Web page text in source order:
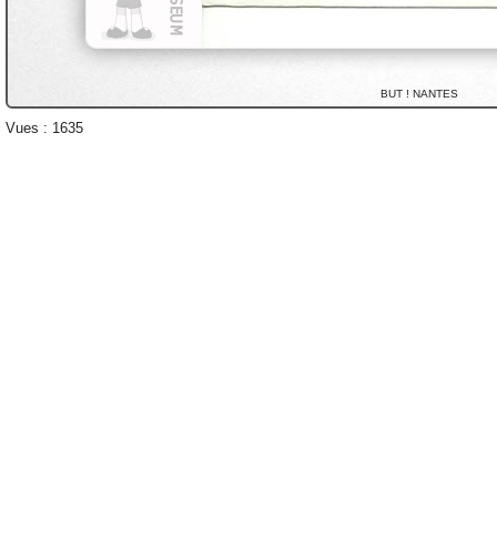
BUT ! NANTES
Vues : 1635